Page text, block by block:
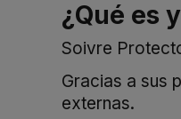
¿Qué es
Soivre
Gracias a sus
externas.